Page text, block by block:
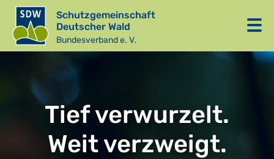
Schutzgemeinschaft
Deutscher Wald
Bundesverband e. V.
Tief verwurzelt.
Weit verzweigt.